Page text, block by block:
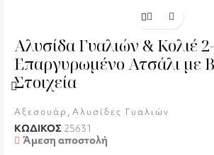
Αλυσίδα Γυαλιών & Κολιέ
Επαργυρωμένο Ατσάλι με
Στοιχεία
Αξεσουάρ, Αλυσίδες Γυαλιών
ΚΩΔΙΚΟΣ 25631
Άμεση αποστολή